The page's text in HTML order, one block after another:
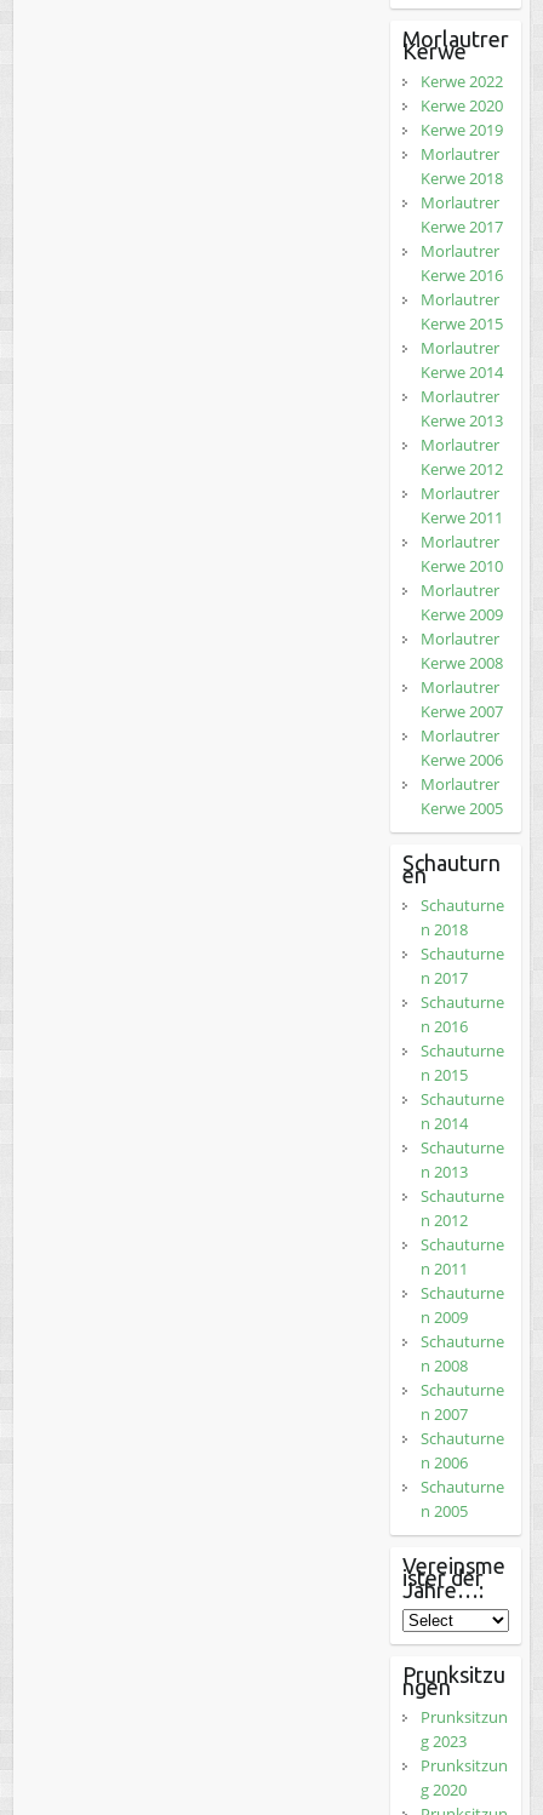
Morlautrer
Kerwe
Kerwe 2022
Kerwe 2020
Kerwe 2019
Morlautrer
Kerwe 2018
Morlautrer
Kerwe 2017
Morlautrer
Kerwe 2016
Morlautrer
Kerwe 2015
Morlautrer
Kerwe 2014
Morlautrer
Kerwe 2013
Morlautrer
Kerwe 2012
Morlautrer
Kerwe 2011
Morlautrer
Kerwe 2010
Morlautrer
Kerwe 2009
Morlautrer
Kerwe 2008
Morlautrer
Kerwe 2007
Morlautrer
Kerwe 2006
Morlautrer
Kerwe 2005
Schauturn
en
Schauturne
n 2018
Schauturne
n 2017
Schauturne
n 2016
Schauturne
n 2015
Schauturne
n 2014
Schauturne
n 2013
Schauturne
n 2012
Schauturne
n 2011
Schauturne
n 2009
Schauturne
n 2008
Schauturne
n 2007
Schauturne
n 2006
Schauturne
n 2005
Vereinsme
ister der
Jahre…:
Prunksitzu
ngen
Prunksitzun
g 2023
Prunksitzun
g 2020